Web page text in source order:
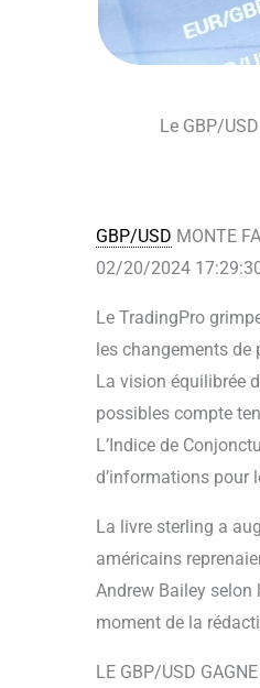
Le GBP/
GBP/USD MONTE
02/20/2024
Le TradingPro
les changements de
La vision équilibrée
possibles compte
L’Indice de
d’informations pour
La livre sterling a
américains
Andrew Bailey selon
moment de la
LE GBP/USD